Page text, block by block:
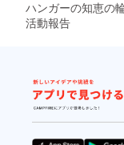
ハンガーの知恵の
活動報告